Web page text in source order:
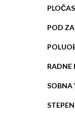
POD
RADNE
SOBNA